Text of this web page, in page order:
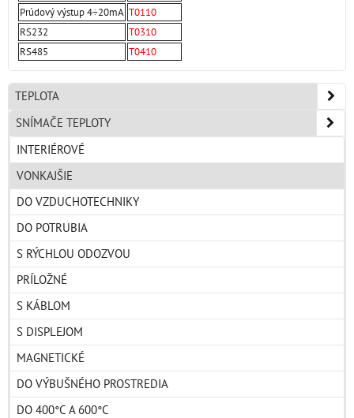
Prúdový výstup 4÷20mA T0110
RS232
T0310
RS485
T0410
TEPLOTA
SNÍMAČE TEPLOTY
INTERIÉROVÉ
VONKAJŠIE
DO VZDUCHOTECHNIKY
DO POTRUBIA
S RÝCHLOU ODOZVOU
PRÍLOŽNÉ
S KÁBLOM
S DISPLEJOM
MAGNETICKÉ
DO VÝBUŠNÉHO PROSTREDIA
DO 400°C A 600°C